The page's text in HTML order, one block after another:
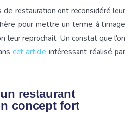
de restauration ont reconsidéré leur
pour mettre un terme à l’image
leur reprochait. Un constat que l'on
cet article intéressant réalisé par
restaurant
concept fort